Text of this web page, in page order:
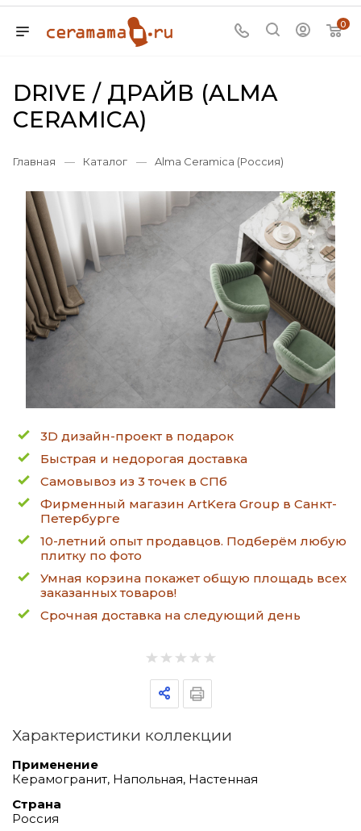
0
DRIVE / ДРАЙВ (ALMA
CERAMICA)
Главная — Каталог — Alma Ceramica (Россия)
3D дизайн-проект в подарок
Быстрая и недорогая доставка
Самовывоз из 3 точек в СПб
Фирменный магазин ArtKera Group в Санкт-
Петербурге
10-летний опыт продавцов. Подберём любую
плитку по фото
Умная корзина покажет общую площадь всех
заказанных товаров!
Срочная доставка на следующий день
Характеристики коллекции
Применение
Керамогранит, Напольная, Настенная
Страна
Россия